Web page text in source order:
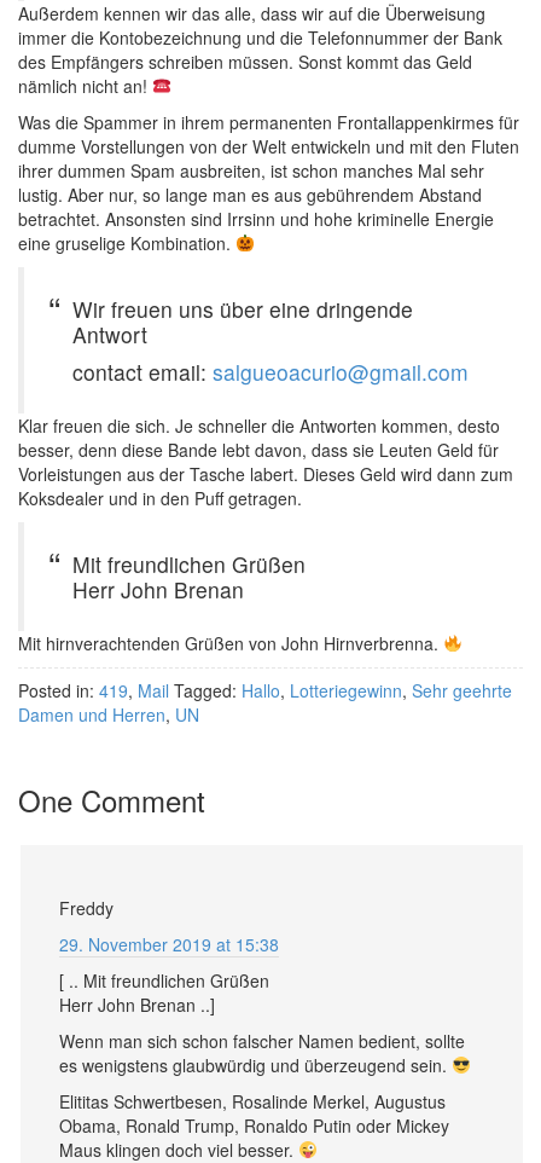
Außerdem kennen wir das alle, dass wir auf die Überweisung
immer die Kontobezeichnung und die Telefonnummer der Bank
des Empfängers schreiben müssen. Sonst kommt das Geld
nämlich nicht an!
Was die Spammer in ihrem permanenten Frontallappenkirmes für
dumme Vorstellungen von der Welt entwickeln und mit den Fluten
ihrer dummen Spam ausbreiten, ist schon manches Mal sehr
lustig. Aber nur, so lange man es aus gebührendem Abstand
betrachtet. Ansonsten sind Irrsinn und hohe kriminelle Energie
eine gruselige Kombination.
Wir freuen uns über eine dringende
Antwort
contact email: salgueoacurio@gmail.com
Klar freuen die sich. Je schneller die Antworten kommen, desto
besser, denn diese Bande lebt davon, dass sie Leuten Geld für
Vorleistungen aus der Tasche labert. Dieses Geld wird dann zum
Koksdealer und in den Puff getragen.
Mit freundlichen Grüßen
Herr John Brenan
Mit hirnverachtenden Grüßen von John Hirnverbrenna.
Posted in: 419, Mail Tagged: Hallo, Lotteriegewinn, Sehr geehrte
Damen und Herren, UN
One Comment
Freddy
29. November 2019 at 15:38
[ .. Mit freundlichen Grüßen
Herr John Brenan ..]
Wenn man sich schon falscher Namen bedient, sollte
es wenigstens glaubwürdig und überzeugend sein.
Elititas Schwertbesen, Rosalinde Merkel, Augustus
Obama, Ronald Trump, Ronaldo Putin oder Mickey
Maus klingen doch viel besser.